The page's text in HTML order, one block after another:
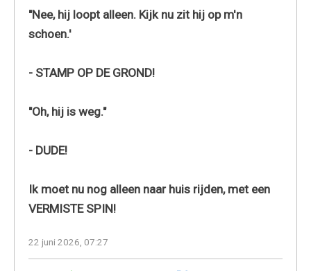
"Nee, hij loopt alleen. Kijk nu zit hij op m'n
schoen.'
- STAMP OP DE GROND!
"Oh, hij is weg."
- DUDE!
Ik moet nu nog alleen naar huis rijden, met een
VERMISTE SPIN!
22 juni 2026, 07:27